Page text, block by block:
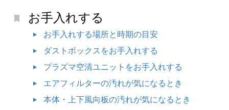
お手入れする
お手入れする場所と時期の目安
ダストボックスをお手入れする
プラズマ空清ユニットをお手入れする
エアフィルターの汚れが気になるとき
本体・上下風向板の汚れが気になるとき